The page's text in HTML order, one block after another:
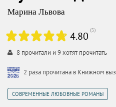
Марина Львова
4.80 (5)
8 прочитали и 9хотят прочитать
2 раза прочитана в Книжном
СОВРЕМЕННЫЕ ЛЮБОВНЫЕ РОМАНЫ